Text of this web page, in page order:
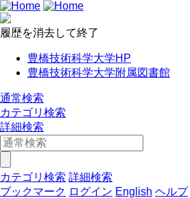
履歴を消去して終了
豊橋技術科学大学HP
豊橋技術科学大学附属図書館
通常検索
カテゴリ検索
詳細検索
カテゴリ検索 詳細検索
ブックマーク ログイン English ヘルプ